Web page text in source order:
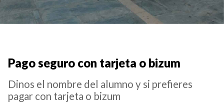
Pago seguro con tarjeta o bizum
Dinos el nombre del alumno y si prefieres
pagar con tarjeta o bizum